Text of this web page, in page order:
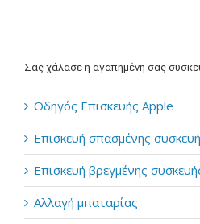
Σας χάλασε η αγαπημένη σας
Οδηγός Επισκευής Apple
Επισκευή σπασμένης
Επισκευή βρεγμένης
Αλλαγή μπαταρίας